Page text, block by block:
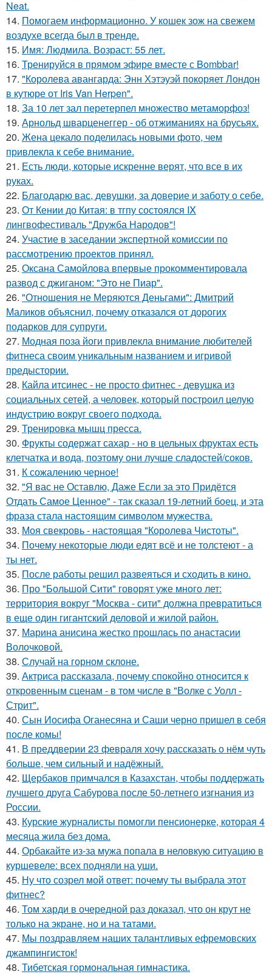
Neat.
14. Помогаем информационно. У кошек зож на свежем
воздухе всегда был в тренде.
15. Имя: Людмила. Возраст: 55 лет.
16. Тренируйся в прямом эфире вместе с Bombbar!
17. "Королева авангарда: Энн Хэтэуэй покоряет Лондон
в кутюре от Iris Van Herpen".
18. За 10 лет зал перетерпел множество метаморфоз!
19. Арнольд шварценеггер - об отжиманиях на брусьях.
20. Жена цекало поделилась новыми фото, чем
привлекла к себе внимание.
21. Есть люди, которые искренне верят, что все в их
руках.
22. Благодарю вас, девушки, за доверие и заботу о себе.
23. От Кении до Китая: в тгпу состоялся IX
лингвофестиваль "Дружба Народов"!
24. Участие в заседании экспертной комиссии по
рассмотрению проектов принял.
25. Оксана Самойлова впервые прокомментировала
развод с джиганом: "Это не Пиар".
26. "Отношения не Меряются Деньгами": Дмитрий
Маликов объяснил, почему отказался от дорогих
подарков для супруги.
27. Модная поза йоги привлекла внимание любителей
фитнеса своим уникальным названием и игривой
предыстории.
28. Кайла итсинес - не просто фитнес - девушка из
социальных сетей, а человек, который построил целую
индустрию вокруг своего подхода.
29. Тренировка мышц пресса.
30. Фрукты содержат сахар - но в цельных фруктах есть
клетчатка и вода, поэтому они лучше сладостей/соков.
31. К сожалению черное!
32. "Я вас не Оставлю, Даже Если за это Придётся
Отдать Самое Ценное" - так сказал 19-летний боец, и эта
фраза стала настоящим символом мужества.
33. Моя свекровь - настоящая "Королева Чистоты".
34. Почему некоторые люди едят всё и не толстеют - а
ты нет.
35. После работы решил развеяться и сходить в кино.
36. Про "Большой Сити" говорят уже много лет:
территория вокруг "Москва - сити" должна превратиться
в еще один гигантский деловой и жилой район.
37. Марина анисина жестко прошлась по анастасии
Волочковой.
38. Случай на горном склоне.
39. Актриса рассказала, почему спокойно относится к
откровенным сценам - в том числе в "Волке с Уолл -
Стрит".
40. Сын Иосифа Оганесяна и Саши черно пришел в себя
после комы!
41. В преддверии 23 февраля хочу рассказать о нём чуть
больше, чем сильный и надёжный.
42. Щербаков примчался в Казахстан, чтобы поддержать
лучшего друга Сабурова после 50-летнего изгнания из
России.
43. Курские журналисты помогли пенсионерке, которая 4
месяца жила без дома.
44. Орбакайте из-за мужа попала в неловкую ситуацию в
куршевеле: всех подняли на уши.
45. Ну что созрел мой ответ: почему ты выбрала этот
фитнес?
46. Том харди в очередной раз доказал, что он крут не
только на экране, но и на татами.
47. Мы поздравляем наших талантливых ефремовских
джампингисток!
48. Тибетская гормональная гимнастика.